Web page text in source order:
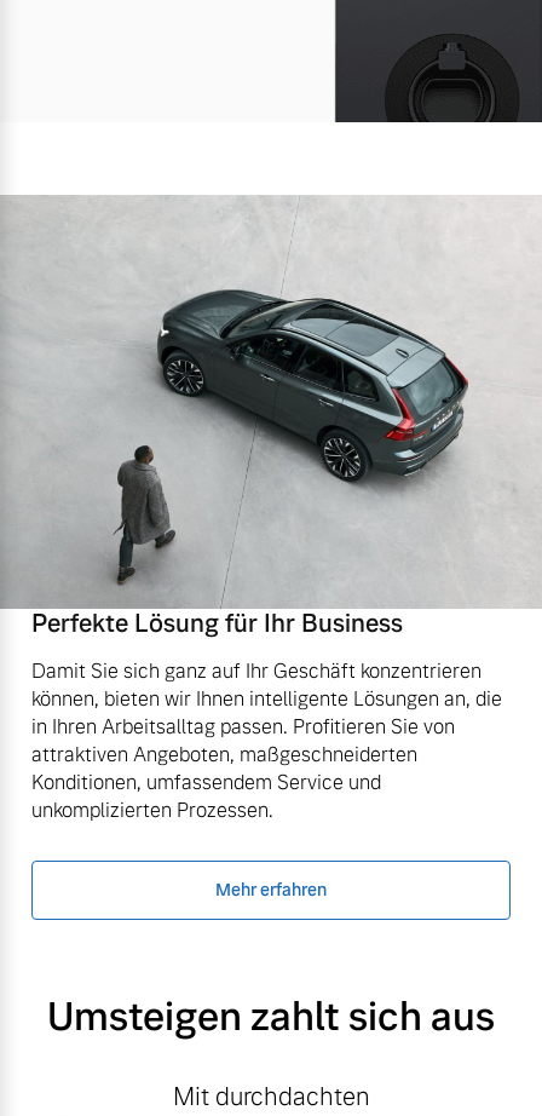
Perfekte Lösung für Ihr Business
Damit Sie sich ganz auf Ihr Geschäft konzentrieren
können, bieten wir Ihnen intelligente Lösungen an, die
in Ihren Arbeitsalltag passen. Profitieren Sie von
attraktiven Angeboten, maßgeschneiderten
Konditionen, umfassendem Service und
unkomplizierten Prozessen.
Mehr erfahren
Umsteigen zahlt sich aus
Mit durchdachten